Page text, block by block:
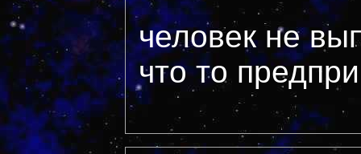
человек не
что то